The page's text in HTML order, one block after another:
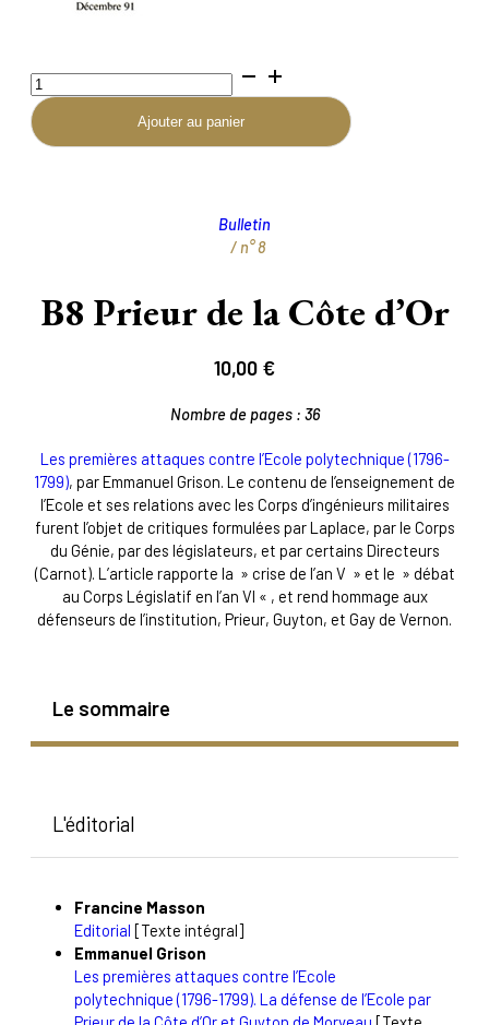
quantité
de
B8
Prieur
Ajouter au panier
Bulletin
/ n°8
B8 Prieur de la Côte d’Or
10,00 €
Nombre de pages : 36
Les premières attaques contre l’Ecole polytechnique (1796-
1799), par Emmanuel Grison. Le contenu de l’enseignement de
l’Ecole et ses relations avec les Corps d’ingénieurs militaires
furent l’objet de critiques formulées par Laplace, par le Corps
du Génie, par des législateurs, et par certains Directeurs
(Carnot). L’article rapporte la » crise de l’an V » et le » débat
au Corps Législatif en l’an VI « , et rend hommage aux
défenseurs de l’institution, Prieur, Guyton, et Gay de Vernon.
Le sommaire
L'éditorial
Francine Masson
Editorial [Texte intégral]
Emmanuel Grison
Les premières attaques contre l’Ecole
polytechnique (1796-1799). La défense de l’Ecole par